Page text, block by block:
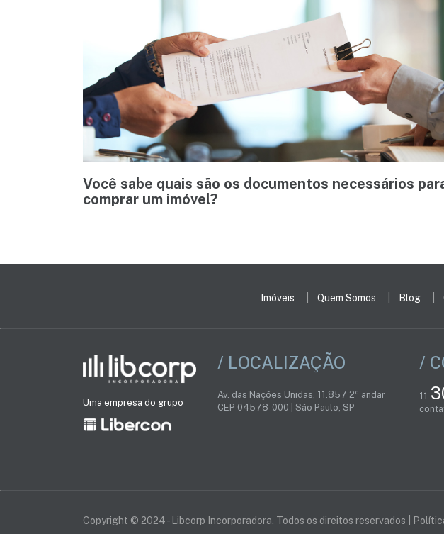
Você sabe quais são os documentos necessários
comprar um imóvel?
Imóveis Quem Somos Blog
Uma empresa do grupo
/ LOCALIZAÇÃO
Av. das Nações Unidas, 11.857 2º andar
CEP 04578-000 | São Paulo, SP
/
11
Copyright © 2024 - Libcorp Incorporadora. Todos os direitos reservados |